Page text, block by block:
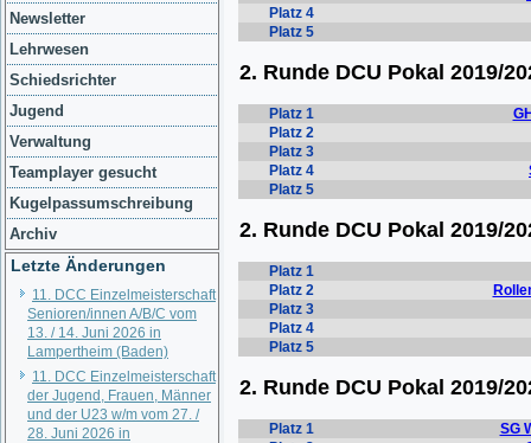
Newsletter
Lehrwesen
Schiedsrichter
Jugend
Verwaltung
Teamplayer gesucht
Kugelpassumschreibung
Archiv
Letzte Änderungen
11. DCC Einzelmeisterschaft
Senioren/innen A/B/C vom
13. / 14. Juni 2026 in
Lampertheim (Baden)
11. DCC Einzelmeisterschaft
der Jugend, Frauen, Männer
und der U23 w/m vom 27. /
28. Juni 2026 in